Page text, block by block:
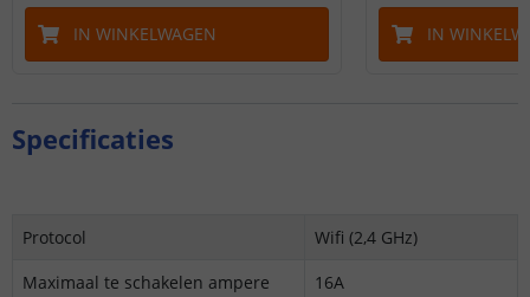
IN WINKELWAGEN IN
Specificaties
Protocol
Wifi (2,4 GHz)
Maximaal te schakelen ampere
16A